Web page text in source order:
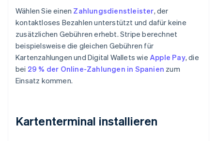
Wählen Sie einen Zahlungsdienstleister, der
kontaktloses Bezahlen unterstützt und dafür keine
zusätzlichen Gebühren erhebt. Stripe berechnet
beispielsweise die gleichen Gebühren für
Kartenzahlungen und Digital Wallets wie Apple Pay, die
bei 29 % der Online-Zahlungen in Spanien zum
Einsatz kommen.
Kartenterminal installieren